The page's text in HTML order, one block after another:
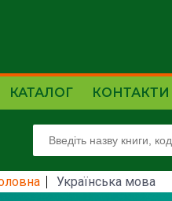
КАТАЛОГ КОНТАКТИ
Українська мова